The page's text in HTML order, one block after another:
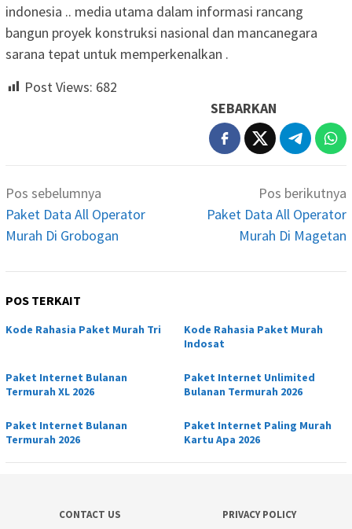
indonesia .. media utama dalam informasi rancang
bangun proyek konstruksi nasional dan mancanegara
sarana tepat untuk memperkenalkan .
Post Views: 682
SEBARKAN
Navigasi
pos
Pos sebelumnya
Paket Data All Operator
Murah Di Grobogan
Pos berikutnya
Paket Data All Operator
Murah Di Magetan
POS TERKAIT
Kode Rahasia Paket Murah Tri
Kode Rahasia Paket Murah
Indosat
Paket Internet Bulanan
Termurah XL 2026
Paket Internet Unlimited
Bulanan Termurah 2026
Paket Internet Bulanan
Termurah 2026
Paket Internet Paling Murah
Kartu Apa 2026
CONTACT US PRIVACY POLICY